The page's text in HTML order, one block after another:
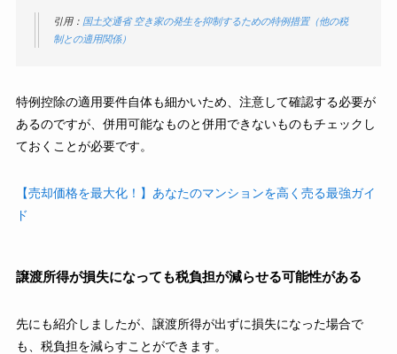
引用： 国土交通省 空き家の発生を抑制するための特例措置（他の税
制との適用関係）
特例控除の適用要件自体も細かいため、注意して確認する必要が
あるのですが、併用可能なものと併用できないものもチェックし
ておくことが必要です。
【売却価格を最大化！】あなたのマンションを高く売る最強ガイ
ド
譲渡所得が損失になっても税負担が減らせる可能性がある
先にも紹介しましたが、譲渡所得が出ずに損失になった場合で
も、税負担を減らすことができます。